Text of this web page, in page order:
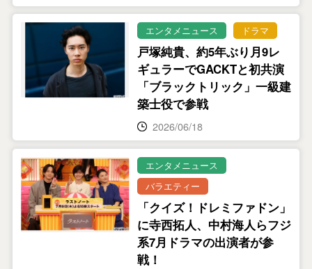
エンタメニュース ドラマ
戸塚純貴、約5年ぶり月9レ
ギュラーでGACKTと初共演
「ブラックトリック」一級建
築士役で参戦
2026/06/18
エンタメニュース
バラエティー
「クイズ！ドレミファドン」
に寺西拓人、中村海人らフジ
系7月ドラマの出演者が参
戦！